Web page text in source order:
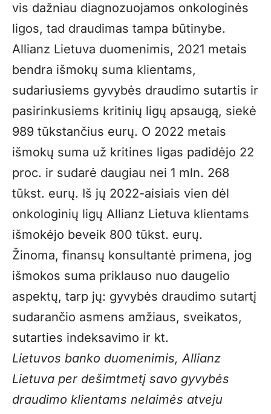
vis dažniau diagnozuojamos onkologinės
ligos, tad draudimas tampa būtinybe.
Allianz Lietuva duomenimis, 2021 metais
bendra išmokų suma klientams,
sudariusiems gyvybės draudimo sutartis ir
pasirinkusiems kritinių ligų apsaugą, siekė
989 tūkstančius eurų. O 2022 metais
išmokų suma už kritines ligas padidėjo 22
proc. ir sudarė daugiau nei 1 mln. 268
tūkst. eurų. Iš jų 2022-aisiais vien dėl
onkologinių ligų Allianz Lietuva klientams
išmokėjo beveik 800 tūkst. eurų.
Žinoma, finansų konsultantė primena, jog
išmokos suma priklauso nuo daugelio
aspektų, tarp jų: gyvybės draudimo sutartį
sudarančio asmens amžiaus, sveikatos,
sutarties indeksavimo ir kt.
Lietuvos banko duomenimis, Allianz
Lietuva per dešimtmetį savo gyvybės
draudimo klientams nelaimės atveju